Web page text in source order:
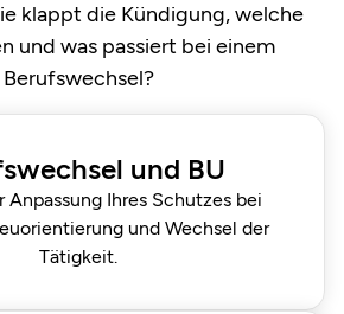
klappt die Kündigung, welche
und was passiert bei einem
Berufswechsel?
und BU
Anpassung Ihres Schutzes bei
und Wechsel der
Tätigkeit.